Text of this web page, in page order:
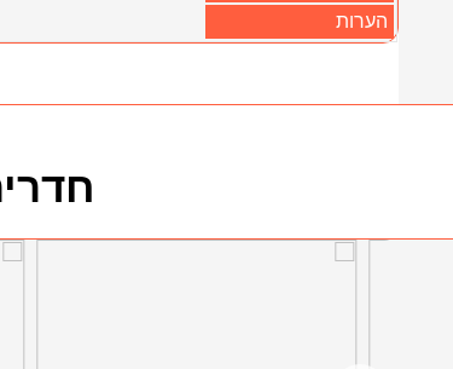
הערות